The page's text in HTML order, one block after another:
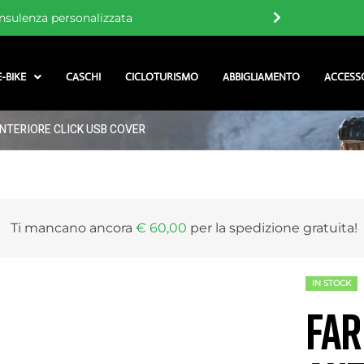
gratuita sopra i 60 €
BIKE CASCHI CICLOTURISMO ABBIGLIAMENTO
CLICK USB COVER
Ti mancano ancora € 60,00 per la spedizione gratuita!
IN STOCK